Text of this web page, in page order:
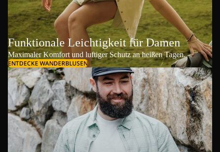
Funktionale Leichtigkeit für Damen
Maximaler Komfort und luftiger Schutz an heißen Tagen.
ENTDECKE WANDERBLUSEN